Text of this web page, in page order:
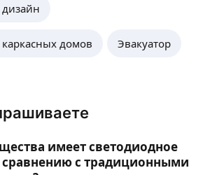
каркасных домов Эвакуатор
имеет светодиодное
с традиционными